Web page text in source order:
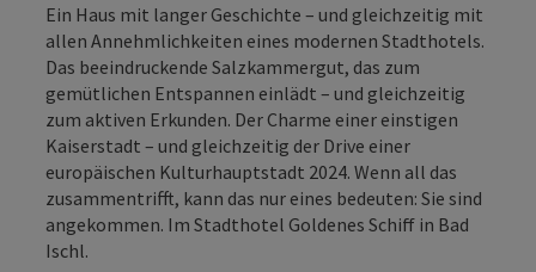
Ein Haus mit langer Geschichte – und gleichzeitig mit
allen Annehmlichkeiten eines modernen Stadthotels.
Das beeindruckende Salzkammergut, das zum
gemütlichen Entspannen einlädt – und gleichzeitig
zum aktiven Erkunden. Der Charme einer einstigen
Kaiserstadt – und gleichzeitig der Drive einer
europäischen Kulturhauptstadt 2024. Wenn all das
zusammentrifft, kann das nur eines bedeuten: Sie sind
angekommen. Im Stadthotel Goldenes Schiff in Bad
Ischl.